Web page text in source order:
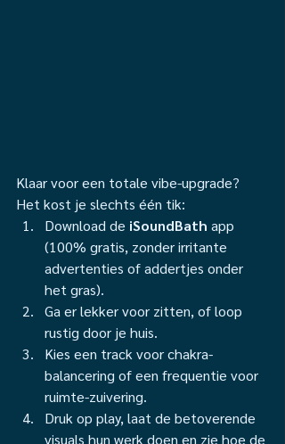
Klaar voor een totale vibe-upgrade?
Het kost je slechts één tik:
Download de iSoundBath app
(100% gratis, zonder irritante
advertenties of addertjes onder
het gras).
Ga er lekker voor zitten, of loop
rustig door je huis.
Kies een track voor chakra-
balancering of een frequentie voor
ruimte-zuivering.
Druk op play, laat de betoverende
visuals hun werk doen en zie hoe de